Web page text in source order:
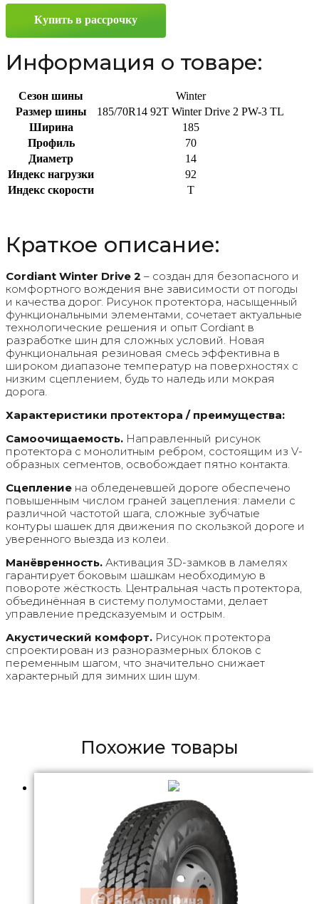
PW-
185/70
92T
Купить в рассрочку
Информация о товаре:
Сезон шины
Winter
Размер шины
185/70R14 92T Winter Drive 2 PW-3 TL
Ширина
185
Профиль
70
Диаметр
14
Индекс нагрузки
92
Индекс скорости
T
Краткое описание:
Cordiant Winter Drive 2 – создан для безопасного и
комфортного вождения вне зависимости от погоды
и качества дорог. Рисунок протектора, насыщенный
функциональными элементами, сочетает актуальные
технологические решения и опыт Cordiant в
разработке шин для сложных условий. Новая
функциональная резиновая смесь эффективна в
широком диапазоне температур на поверхностях с
низким сцеплением, будь то наледь или мокрая
дорога.
Характеристики протектора / преимущества:
Самоочищаемость. Направленный рисунок
протектора с монолитным ребром, состоящим из V-
образных сегментов, освобождает пятно контакта.
Сцепление на обледеневшей дороге обеспечено
повышенным числом граней зацепления: ламели с
различной частотой шага, сложные зубчатые
контуры шашек для движения по скользкой дороге и
уверенного выезда из колеи.
Манёвренность. Активация 3D-замков в ламелях
гарантирует боковым шашкам необходимую в
повороте жёсткость. Центральная часть протектора,
объединённая в систему полумостами, делает
управление предсказуемым и острым.
Акустический комфорт. Рисунок протектора
спроектирован из разноразмерных блоков с
переменным шагом, что значительно снижает
характерный для зимних шин шум.
Похожие товары